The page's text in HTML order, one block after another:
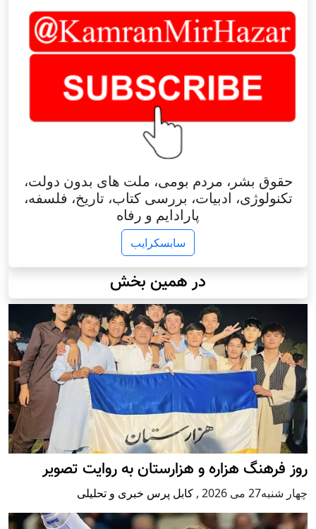
حقوق بشر، مردم بومی، ملت های بدون دولت،
تکنولوژی، ادبیات، بررسی کتاب، تاریخ، فلسفه،
پارادایم و رفاه
سابسکرایب
در همین بخش
روز فرهنگ هزاره و هزارستان به روایت تصویر
چهار شنبه27 می 2026 , کابل پرس خبری و تحلیلی